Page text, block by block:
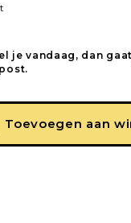
je vandaag, dan
Toevoegen aan